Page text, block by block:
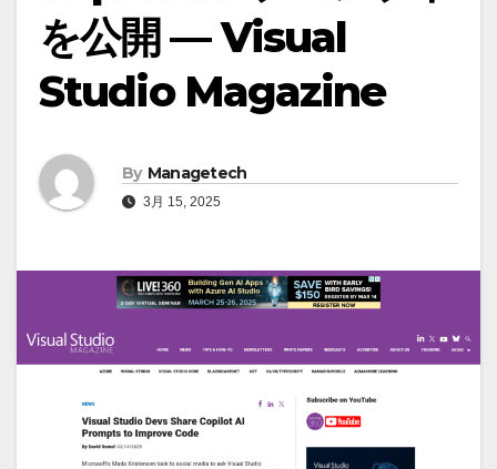
を公開 — Visual
Studio Magazine
By Managetech
3月 15, 2025